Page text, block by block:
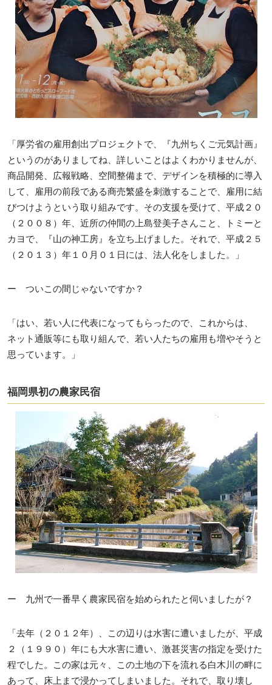
「厚労省の雇用創出プロジェクトで、『九州ちくご元気計画』
というのがありましてね、詳しいことはよくわかりませんが、
商品開発、広報戦略、空間整備まで、デザインを積極的に導入
して、雇用の前段である商売繁盛を刺激することで、雇用に結
びつけようという取り組みです。その支援を受けて、平成２０
（２００８）年、近所の仲間の上島登美子さんこと、トミーと
カヨで、『山の神工房』を立ち上げました。それで、平成２５
（２０１３）年１０月０１日には、法人化をしました。」
ー ついこの間じゃないですか？
「はい、若い人に代表になってもらったので、これからは、
ネット通販等にも取り組んで、若い人たちの雇用も増やそうと
思っています。」
福岡県初の農家民宿
ー 九州で一番早く農家民宿を始められたと伺いましたが？
「去年（２０１２年）、この辺りは水害に遭いましたが、平成
２（１９９０）年にも大水害に遭い、激甚災害の指定を受けた
程でした。この家は元々、この土地の下を流れる白木川の畔に
あって、床上まで浸かってしまいました。それで、取り壊し